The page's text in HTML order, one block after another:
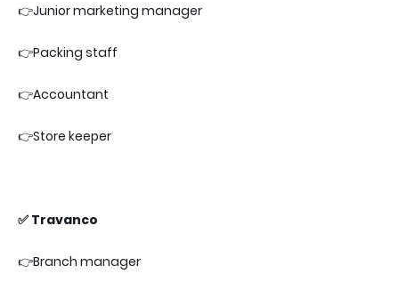
👉Junior marketing manager
👉Packing staff
👉Accountant
👉Store keeper
✅ Travanco
👉Branch manager